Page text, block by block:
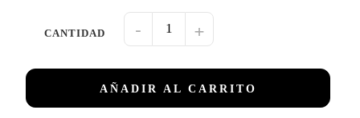
- +
AÑADIR AL CARRITO